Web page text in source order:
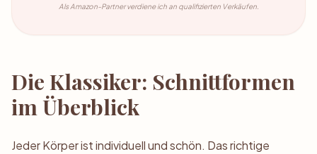
Als Amazon-Partner verdiene ich an qualifizierten Verkäufen.
Die Klassiker: Schnittformen
im Überblick
Jeder Körper ist individuell und schön. Das richtige